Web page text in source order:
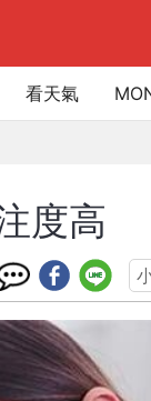
看天氣
度高